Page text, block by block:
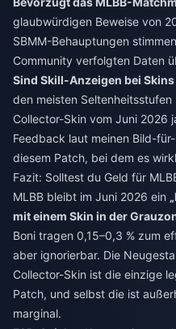
glaubwürdigen Beweise von
SBMM-Behauptungen
Community verfolgten Daten
Sind Skill-Anzeigen bei
den meisten
Collector-Skin vom Juni 2026
Feedback laut meinen Bild-
diesem Patch, bei dem es
Fazit: Solltest du Geld für
MLBB bleibt im Juni 2026 ein
mit einem Skin in der
Boni tragen 0,15–0,3 % zum
aber ignorierbar. Die
Collector-Skin ist die einzige
Patch, und selbst die ist
marginal.